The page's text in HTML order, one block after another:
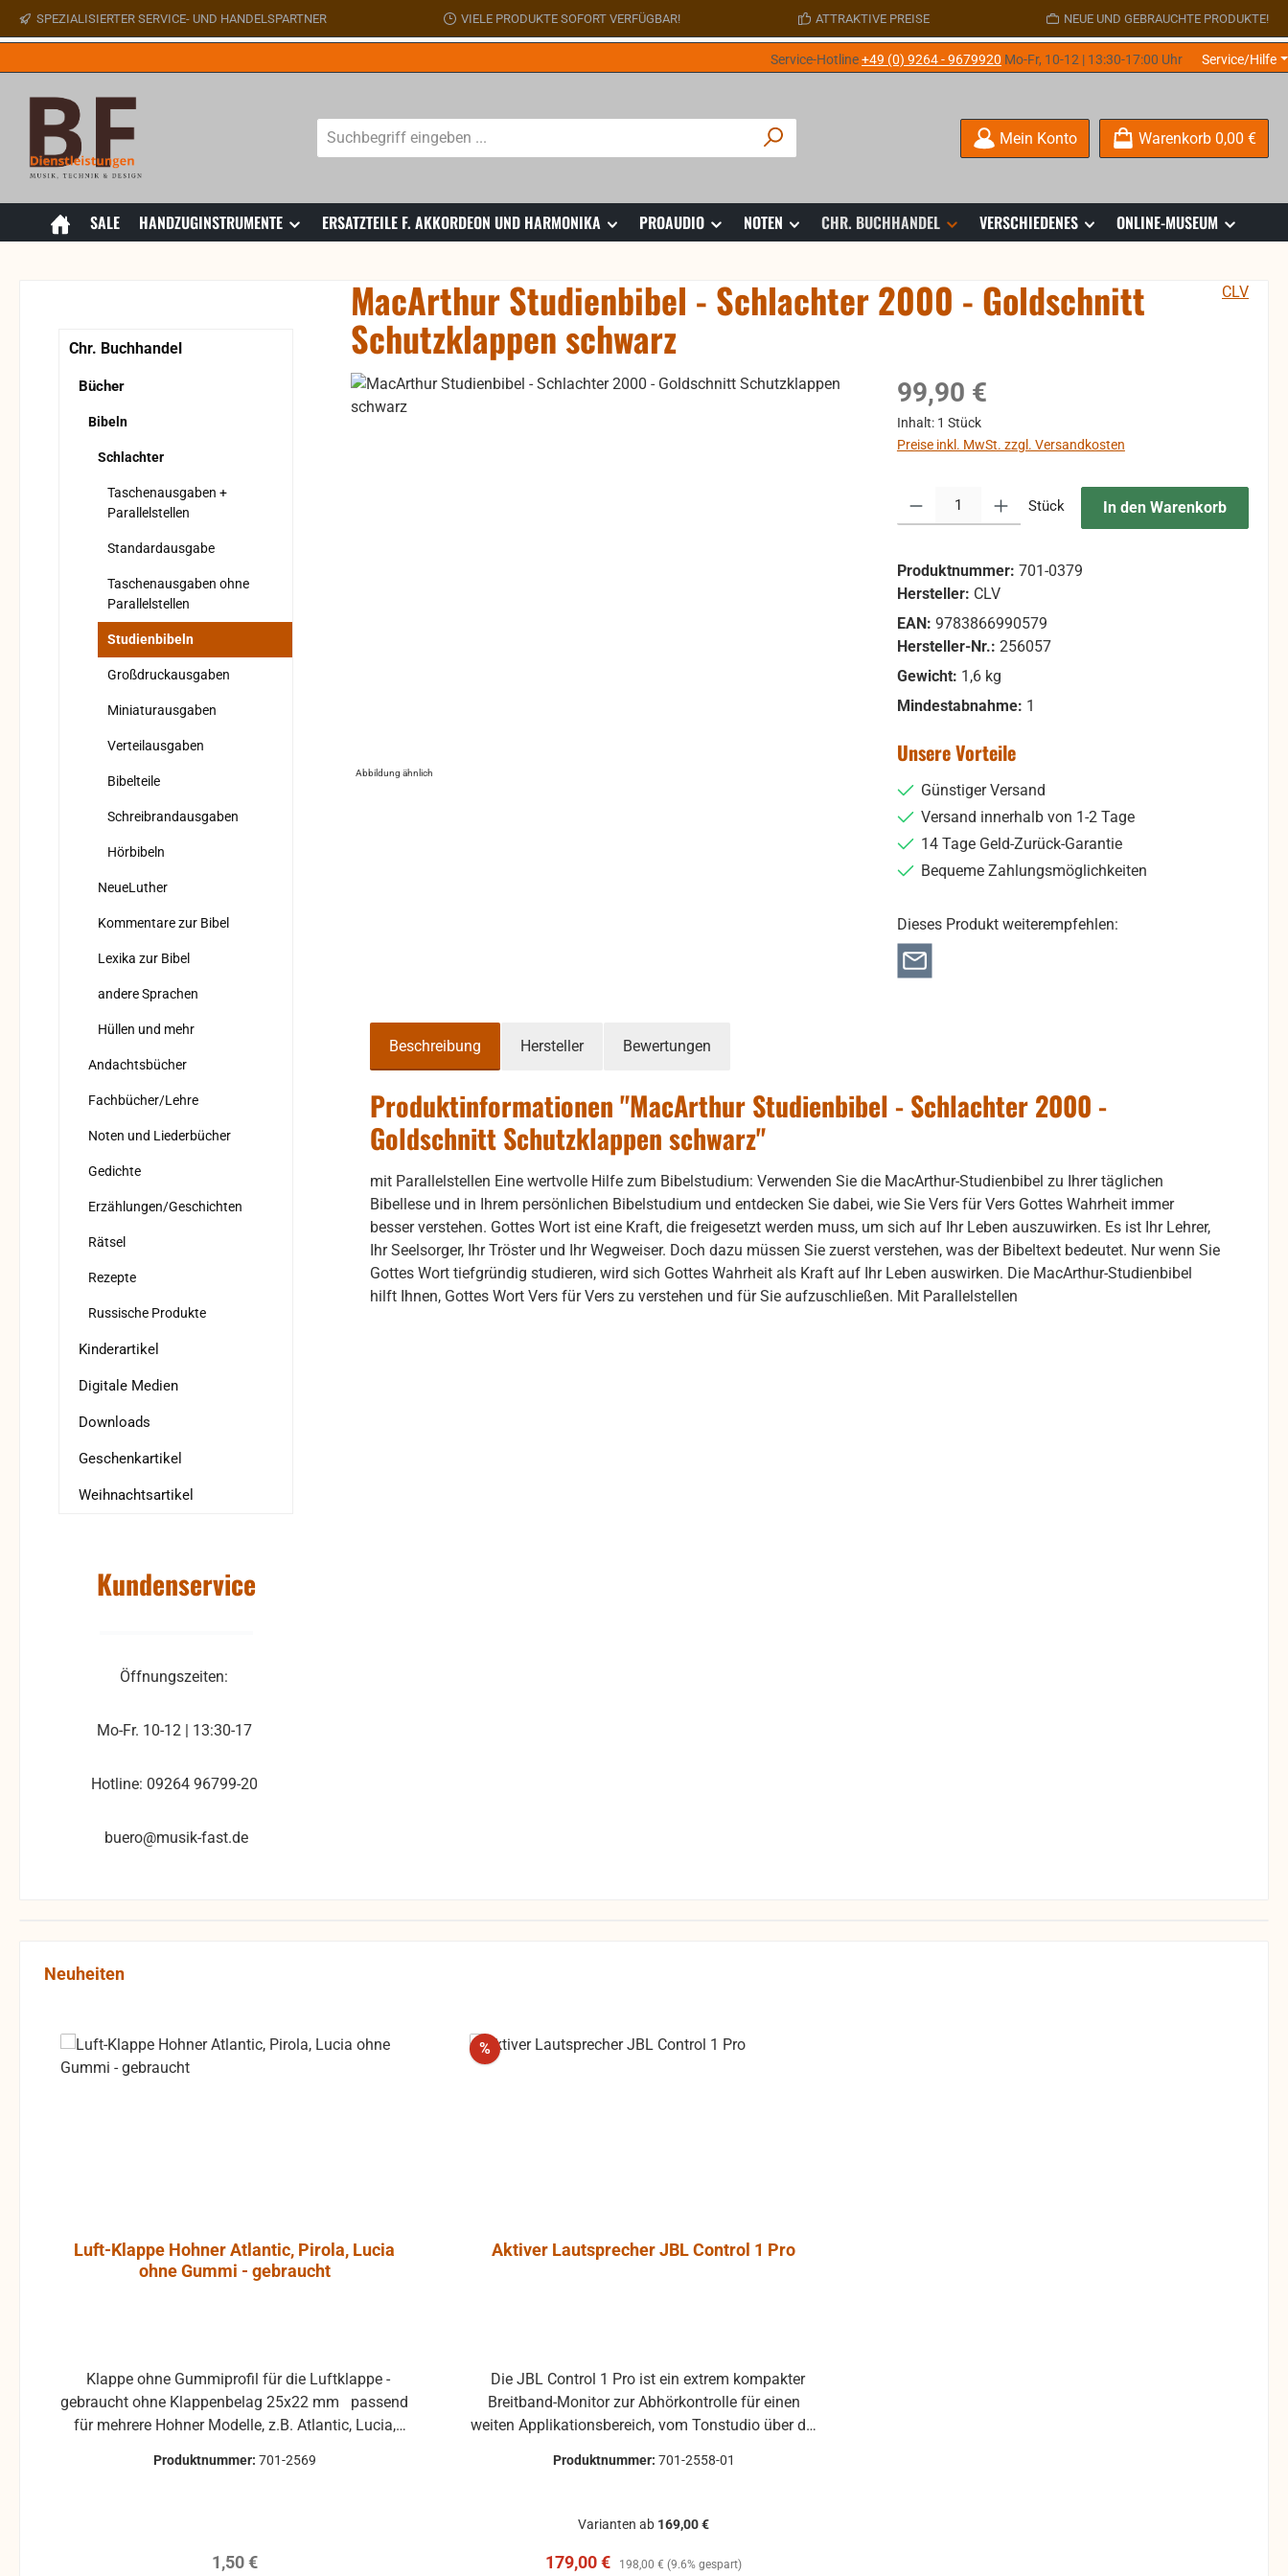
Hauptinhalt springen
Zur Suche springen
Zur Hauptnavigation springen
SPEZIALISIERTER SERVICE- UND HANDELSPARTNER VIELE PRODUKTE SOFORT VERFÜGBAR! ATTRAKTIVE PREISE NEUE UND GEBRAUCHTE PRODUKTE!
Service-Hotline+49 (0) 9264 - 9679920 Mo-Fr, 10-12 | 13:30-17:00 Uhr Service/Hilfe
Mein Konto Warenkorb 0,00 €
SALE HANDZUGINSTRUMENTE ERSATZTEILE F. AKKORDEON UND HARMONIKA PROAUDIO NOTEN CHR. BUCHHANDEL VERSCHIEDENES ONLINE-MUSEUM
Chr. Buchhandel
Bücher
Bibeln
Schlachter
Taschenausgaben +
Parallelstellen
Standardausgabe
Taschenausgaben ohne
Parallelstellen
Studienbibeln
Großdruckausgaben
Miniaturausgaben
Verteilausgaben
Bibelteile
Schreibrandausgaben
Hörbibeln
NeueLuther
Kommentare zur Bibel
Lexika zur Bibel
andere Sprachen
Hüllen und mehr
Andachtsbücher
Fachbücher/Lehre
Noten und Liederbücher
Gedichte
Erzählungen/Geschichten
Rätsel
Rezepte
Russische Produkte
Kinderartikel
Digitale Medien
Downloads
Geschenkartikel
Weihnachtsartikel
Kundenservice
Öffnungszeiten:
Mo-Fr. 10-12 | 13:30-17
Hotline: 09264 96799-20
buero@musik-fast.de
MacArthur Studienbibel - Schlachter 2000 - Goldschnitt
Schutzklappen schwarz
CLV
Bildergalerie überspringen
Abbildung ähnlich
Regulärer Preis:
99,90 €
Inhalt: 1 Stück
Preise inkl. MwSt. zzgl. Versandkosten
Produkt Anzahl: Gib den gewünschten Wert ein oder benutze
Stück In den Warenkorb
Produktnummer: 701-0379
Hersteller: CLV
EAN: 9783866990579
Hersteller-Nr.: 256057
Gewicht: 1,6 kg
Mindestabnahme: 1
Unsere Vorteile
Günstiger Versand
Versand innerhalb von 1-2 Tage
14 Tage Geld-Zurück-Garantie
Bequeme Zahlungsmöglichkeiten
Dieses Produkt weiterempfehlen:
Beschreibung Hersteller Bewertungen
Produktinformationen "MacArthur Studienbibel - Schlachter 2000 -
Goldschnitt Schutzklappen schwarz"
mit Parallelstellen Eine wertvolle Hilfe zum Bibelstudium: Verwenden Sie die MacArthur-Studienbibel zu Ihrer täglichen
Bibellese und in Ihrem persönlichen Bibelstudium und entdecken Sie dabei, wie Sie Vers für Vers Gottes Wahrheit immer
besser verstehen. Gottes Wort ist eine Kraft, die freigesetzt werden muss, um sich auf Ihr Leben auszuwirken. Es ist Ihr Lehrer,
Ihr Seelsorger, Ihr Tröster und Ihr Wegweiser. Doch dazu müssen Sie zuerst verstehen, was der Bibeltext bedeutet. Nur wenn Sie
Gottes Wort tiefgründig studieren, wird sich Gottes Wahrheit als Kraft auf Ihr Leben auswirken. Die MacArthur-Studienbibel
hilft Ihnen, Gottes Wort Vers für Vers zu verstehen und für Sie aufzuschließen. Mit Parallelstellen
Produktgalerie überspringen
Neuheiten
Luft-Klappe Hohner Atlantic, Pirola, Lucia
ohne Gummi - gebraucht
gebraucht ohne Klappenbelag 25x22 mm passend
für mehrere Hohner Modelle, z.B. Atlantic, Lucia,
um Rücksendungen zu vermeiden. Rücksendungen
Produktnummer: 701-2569
Regulärer Preis:
1,50 €
%Rabatt
Aktiver Lautsprecher JBL Control 1 Pro
Breitband-Monitor zur Abhörkontrolle für einen
weiten Applikationsbereich, vom Tonstudio über die
audiovisuellen Bereich ist die JBL Control 1 Pro
Tieftontreiber ist bei der JBL Control 1 mit einer
Produktnummer: 701-2558-01
Varianten ab 169,00 €
Verkaufspreis:
179,00 € Regulärer Preis:
198,00 € (9.6% gespart)